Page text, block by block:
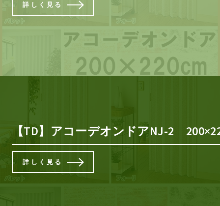
詳しく見る
【TD】アコーデオンドアNJ-2
詳しく見る